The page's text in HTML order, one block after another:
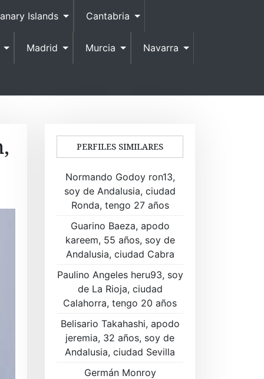
Islands Cantabria
Madrid Murcia Navarra
PERFILES SIMILARES
Normando Godoy ron13,
soy de Andalusia, ciudad
Ronda, tengo 27 años
Guarino Baeza, apodo
kareem, 55 años, soy de
Andalusia, ciudad Cabra
Paulino Angeles heru93, soy
de La Rioja, ciudad
Calahorra, tengo 20 años
Belisario Takahashi, apodo
jeremia, 32 años, soy de
Andalusia, ciudad Sevilla
Germán Monroy